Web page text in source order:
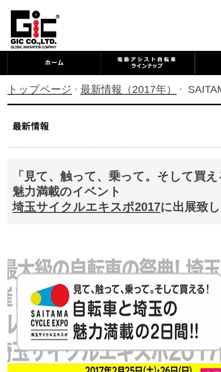
トップページ 最新情報（2017年）
「見て、触って、乗って。そして買
魅力満載のイベント
埼玉サイクルエキスポ2017に出展致